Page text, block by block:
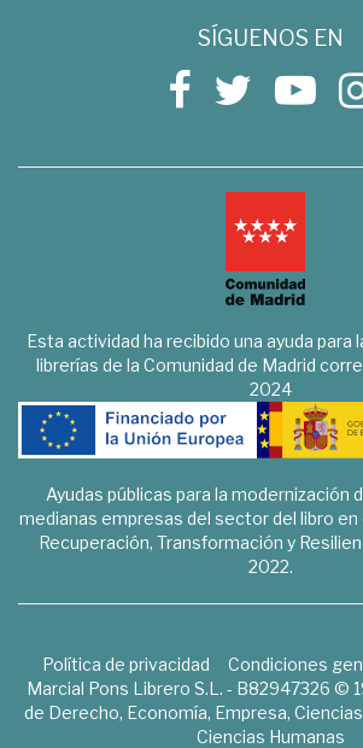
SÍGUENOS EN
Esta actividad ha recibido una ayuda para
librerías de la Comunidad de Madrid
2024
Ayudas públicas para la modernización
medianas empresas del sector del libro en
Recuperación, Transformación y
2022.
Política de privacidad Condiciones
Marcial Pons Librero S.L. - B82947326 ©
de Derecho, Economía, Empresa,
Ciencias Humanas